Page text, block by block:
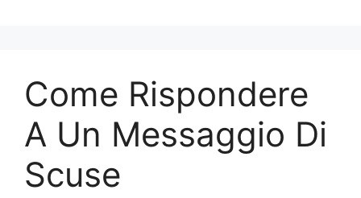
Come Rispondere
A Un Messaggio Di
Scuse